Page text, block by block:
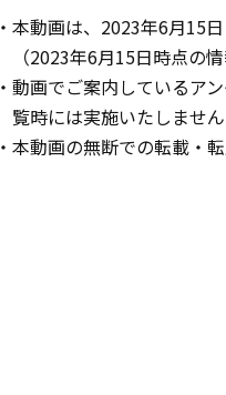
・本動画は、2023年6月15
（2023年6月15日時点の情
・動画でご案内しているア
覧時には実施いたしません
・本動画の無断での転載・